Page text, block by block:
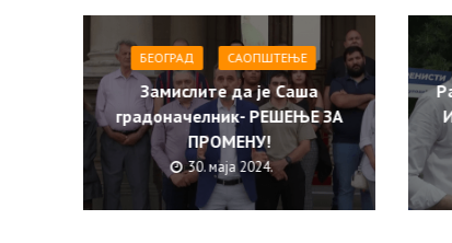
БЕОГРАД САОПШТЕЊE
Замислите да је Саша
градоначелник- РЕШЕЊЕ ЗА
ПРОМЕНУ!
30. маја 2024.